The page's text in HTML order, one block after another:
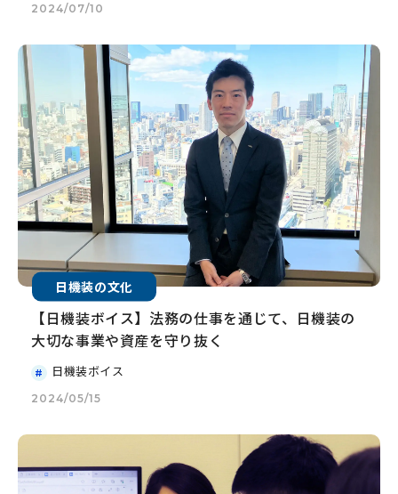
2024/07/10
日機装の文化
【日機装ボイス】法務の仕事を通じて、日機装の
大切な事業や資産を守り抜く
日機装ボイス
2024/05/15